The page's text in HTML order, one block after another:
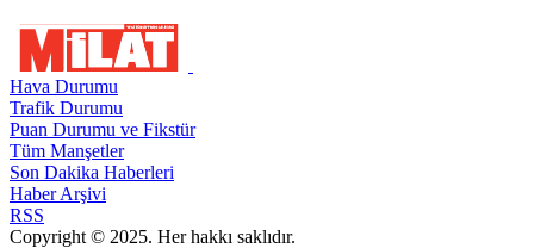
Hava Durumu
Trafik Durumu
Puan Durumu ve Fikstür
Tüm Manşetler
Son Dakika Haberleri
Haber Arşivi
RSS
Copyright © 2025. Her hakkı saklıdır.